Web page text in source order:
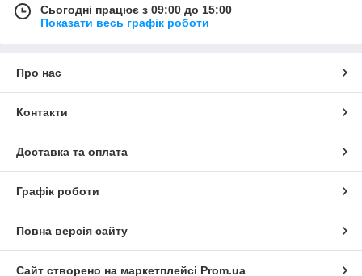
Сьогодні працює з 09:00 до 15:00
Показати весь графік роботи
Про нас
Контакти
Доставка та оплата
Графік роботи
Повна версія сайту
Сайт створено на маркетплейсі Prom.ua